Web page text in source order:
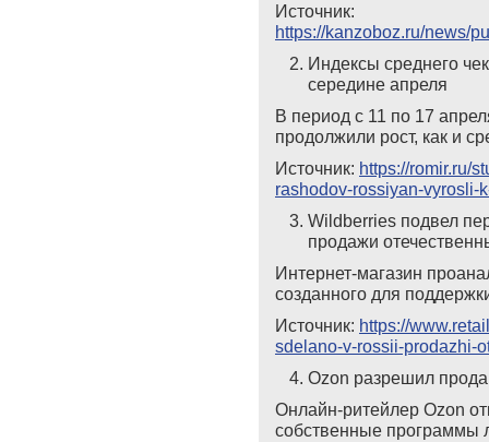
Источник:
https://kanzoboz.ru/news/
Индексы среднего
середине апреля
В период с 11 по 17
продолжили рост, как и
Источник: https://romir.ru/
rashodov-rossiyan-vyrosli-
Wildberries подвел
продажи
Интернет-магазин
созданного для
Источник: https://
sdelano-v-rossii-prodazhi-
Ozon разрешил
Онлайн-ритейлер Ozon
собственные программы